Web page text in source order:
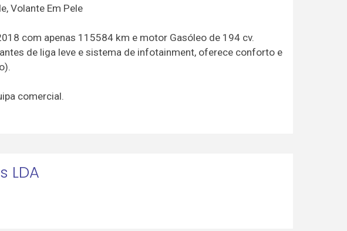
Volante Em Pele
com apenas 115584 km e motor Gasóleo de 194 cv.
de liga leve e sistema de infotainment, oferece conforto e
comercial.
LDA